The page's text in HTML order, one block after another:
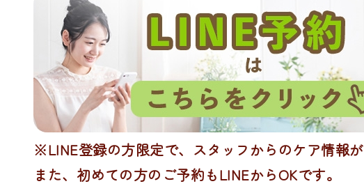
※LINE登録の方限定で、スタッフからのケア情報が
また、初めての方のご予約もLINEからOKです。